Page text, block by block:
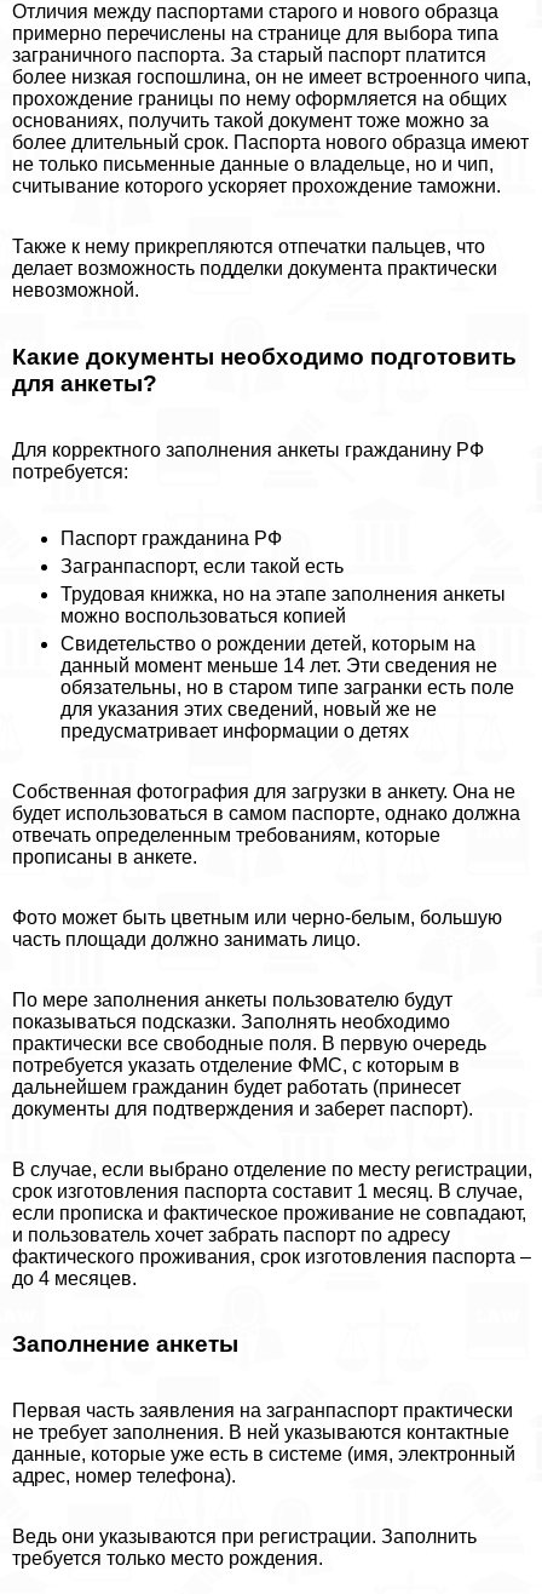
Отличия между паспортами старого и нового образца
примерно перечислены на странице для выбора типа
заграничного паспорта. За старый паспорт платится
более низкая госпошлина, он не имеет встроенного чипа,
прохождение границы по нему оформляется на общих
основаниях, получить такой документ тоже можно за
более длительный срок. Паспорта нового образца имеют
не только письменные данные о владельце, но и чип,
считывание которого ускоряет прохождение таможни.
Также к нему прикрепляются отпечатки пальцев, что
делает возможность подделки документа пpaктически
невозможной.
Какие документы необходимо подготовить
для анкеты?
Для корректного заполнения анкеты гражданину РФ
потребуется:
Паспорт гражданина РФ
Загранпаспорт, если такой есть
Трудовая книжка, но на этапе заполнения анкеты
можно воспользоваться копией
Свидетельство о рождении детей, которым на
данный момент меньше 14 лет. Эти сведения не
обязательны, но в старом типе загранки есть поле
для указания этих сведений, новый же не
предусматривает информации о детях
Собственная фотография для загрузки в анкету. Она не
будет использоваться в самом паспорте, однако должна
отвечать определенным требованиям, которые
прописаны в анкете.
Фото может быть цветным или черно-белым, большую
часть площади должно занимать лицо.
По мере заполнения анкеты пользователю будут
показываться подсказки. Заполнять необходимо
пpaктически все свободные поля. В первую очередь
потребуется указать отделение ФМС, с которым в
дальнейшем гражданин будет работать (принесет
документы для подтверждения и заберет паспорт).
В случае, если выбрано отделение по месту регистрации,
срок изготовления паспорта составит 1 месяц. В случае,
если прописка и фактическое проживание не совпадают,
и пользователь хочет забрать паспорт по адресу
фактического проживания, срок изготовления паспорта –
до 4 месяцев.
Заполнение анкеты
Первая часть заявления на загранпаспорт пpaктически
не требует заполнения. В ней указываются контактные
данные, которые уже есть в системе (имя, электронный
адрес, номер телефона).
Ведь они указываются при регистрации. Заполнить
требуется только место рождения.